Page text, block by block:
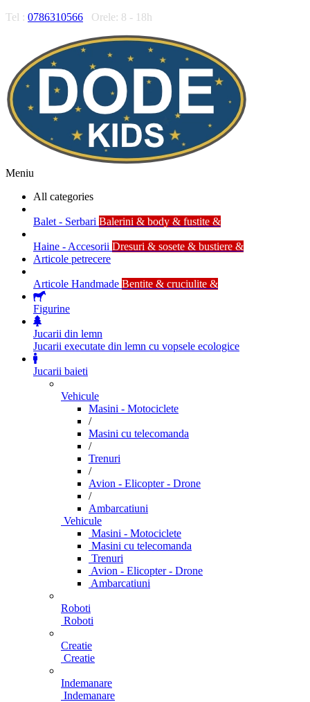
Tel : 0786310566 Orele: 8 - 18h
Meniu
All categories
Balet - Serbari Balerini & body & fustite &
Haine - Accesorii Dresuri & sosete & bustiere &
Articole petrecere
Articole Handmade Bentite & cruciulite &
Figurine
Jucarii din lemn
Jucarii executate din lemn cu vopsele ecologice
Jucarii baieti
Vehicule
Masini - Motociclete
/
Masini cu telecomanda
/
Trenuri
/
Avion - Elicopter - Drone
/
Ambarcatiuni
Vehicule
Masini - Motociclete
Masini cu telecomanda
Trenuri
Avion - Elicopter - Drone
Ambarcatiuni
Roboti
Roboti
Creatie
Creatie
Indemanare
Indemanare